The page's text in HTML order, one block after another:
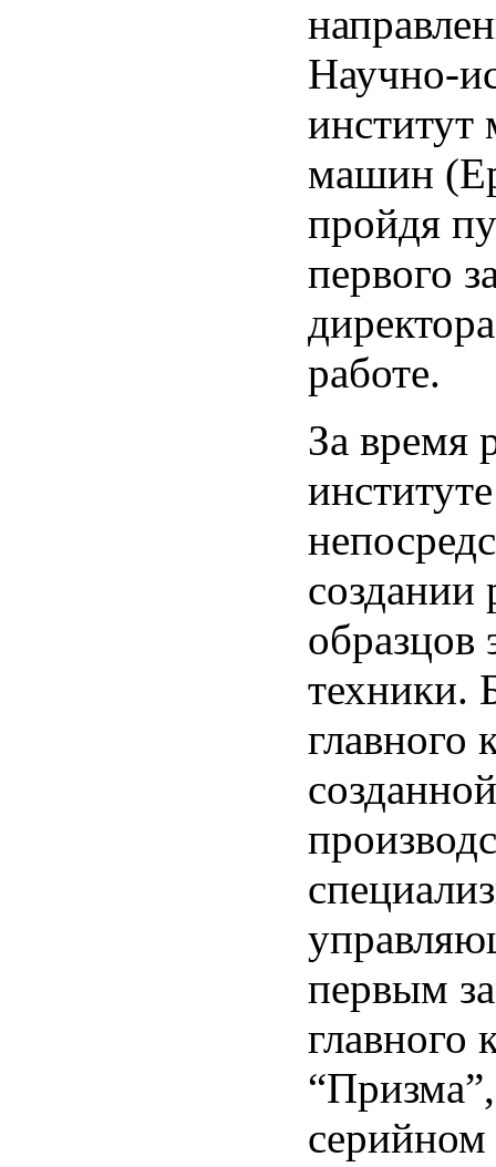
Научно-
институт
машин
пройдя
первого
работе.
За время
образцов
техники.
главного
первым
главного
серийном